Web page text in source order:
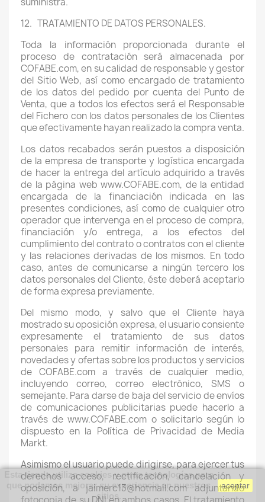
12. TRATAMIENTO DE DATOS PERSONALES.
Toda la información proporcionada durante el
proceso de contratación será almacenada por
COFABE.com, en su calidad de responsable y gestor
del Sitio Web, así como encargado de tratamiento
de los datos del pedido por cuenta del Punto de
Venta, que a todos los efectos será el Responsable
del Fichero con los datos personales de los Clientes
que efectivamente hayan realizado la compra venta.
Los datos recabados serán puestos a disposición
de la empresa de transporte y logística encargada
de hacer la entrega del artículo adquirido a través
de la página web www.COFABE.com, de la entidad
encargada de la financiación indicada en las
presentes condiciones, así como de cualquier otro
operador que intervenga en el proceso de compra,
financiación y/o entrega, a los efectos del
cumplimiento del contrato o contratos con el cliente
y las relaciones derivadas de los mismos. En todo
caso, antes de comunicarse a ningún tercero los
datos personales del Cliente, éste deberá aceptarlo
de forma expresa previamente.
Del mismo modo, y salvo que el Cliente haya
mostrado su oposición expresa, el usuario consiente
expresamente el tratamiento de sus datos
personales para remitir información de interés,
novedades y ofertas sobre los productos y servicios
de COFABE.com a través de cualquier medio,
incluyendo correo, correo electrónico, SMS o
semejante. Para darse de baja del servicio de envíos
de comunicaciones publicitarias puede hacerlo a
través de www.COFABE.com o solicitarlo según lo
dispuesto en la Política de Privacidad de Media
Markt.
Asimismo el usuario puede dirigirse, para ejercer tus
derechos acceso, rectificación, cancelación y
oposición, a jaimerc13@hotmail.com adjuntando
Esta tienda utiliza cookies y otras tecnologías para
que podamos mejorar su experiencia en nuestros
sitios.
aceptar